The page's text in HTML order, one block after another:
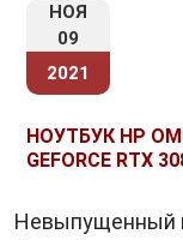
НОЯ
09
2021
НОУТБУК HP
GEFORCE RTX
Невыпущенный